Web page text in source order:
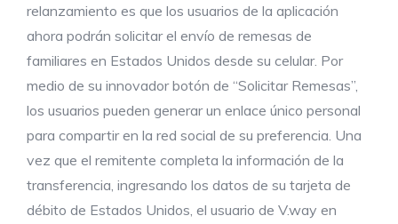
relanzamiento es que los usuarios de la aplicación
ahora podrán solicitar el envío de remesas de
familiares en Estados Unidos desde su celular. Por
medio de su innovador botón de “Solicitar Remesas”,
los usuarios pueden generar un enlace único personal
para compartir en la red social de su preferencia. Una
vez que el remitente completa la información de la
transferencia, ingresando los datos de su tarjeta de
débito de Estados Unidos, el usuario de V.way en